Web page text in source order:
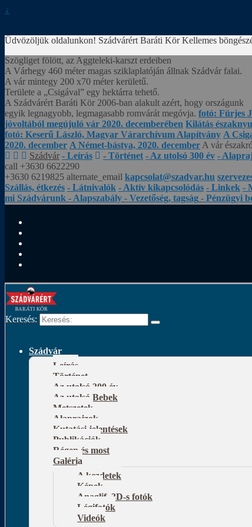
↓
Üdvözöljük oldalunkon! Szádvárért Baráti Kör Kellemes
Szögliget fölött, az Aggteleki-karszt erdeiben
A Várhegy 460 méter magas sziklaplatóján állnak Szádvár falai.
A vár mintegy 200 x70 méter kerületű.
Területe a „Csigával” egy hektárra tehető.
A Szádvárért Baráti Kör 2006-ban alakult azért, hogy országunk
egyik legnagyobb, legmagasabb romvárát megóvja. fotó: Fürjes
jóvoltából megújuló vár 2020. decemberében Kilátás
fotó: Keserű László, Magyar Várarchívum Alapítvány A
2020. december A Német-bástya, 2020. december A vár
Szádvár - Leírás - Történet - Az utolsó 300 év -
call +3630 6622290
+3630 6219825 alternate_email kapcsolat@szadvar.hu
Szállás, étkezés - Látnivalók - Aktív kikapcsolódás - Linkek -
mi Szádvárunk - Alapszabály - Vezetőség, tagság - Pénzügyi
Keresés:
Szádvár
Leírás
Történet
Az utolsó 300 év
Az utolsó Bebek
Metszetek
Alaprajzok
Kutatási jelentések
Publikációk
Régen és most
Galéria
A kezdetek
Képek
Anaglif, 3D-s fotók
Légifotók
Videók